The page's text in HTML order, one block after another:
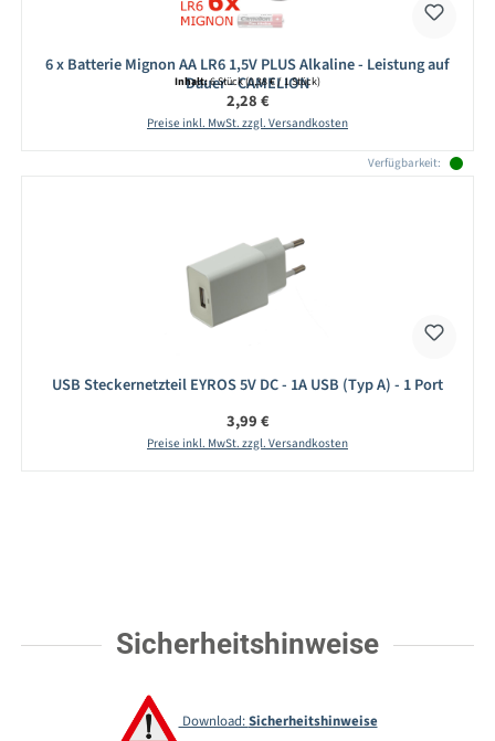
6 x Batterie Mignon AA LR6 1,5V PLUS Alkaline - Leistung auf
Dauer - CAMELION
Inhalt:6 Stück(0,38 € / 1 Stück)
Regulärer Preis:
2,28 €
Preise inkl. MwSt. zzgl. Versandkosten
Verfügbarkeit:
USB Steckernetzteil EYROS 5V DC - 1A USB (Typ A) - 1 Port
Regulärer Preis:
3,99 €
Preise inkl. MwSt. zzgl. Versandkosten
Sicherheitshinweise
Download:Sicherheitshinweise